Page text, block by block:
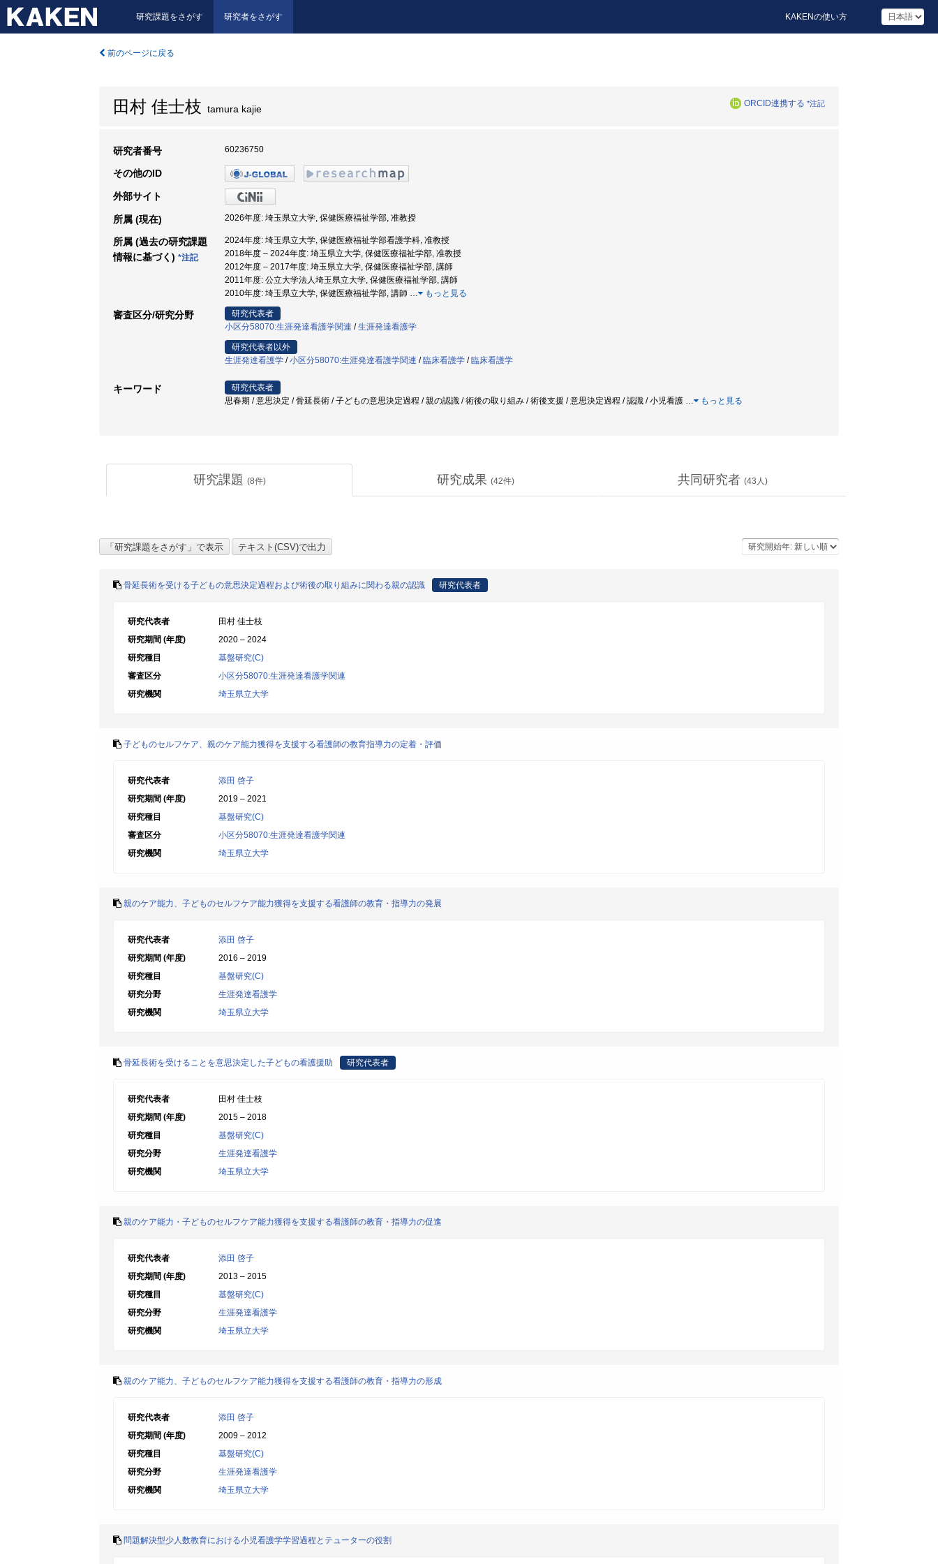
研究課題をさがす 研究者をさがす KAKENの使い方
前のページに戻る
田村 佳士枝 tamura kajie ORCID連携する *注記
研究者番号 60236750
その他のID
外部サイト
所属 (現在) 2026年度: 埼玉県立大学, 保健医療福祉学部, 准教授
所属 (過去の研究課題
情報に基づく) *注記
2024年度: 埼玉県立大学, 保健医療福祉学部看護学科, 准教授
2018年度 – 2024年度: 埼玉県立大学, 保健医療福祉学部, 准教授
2012年度 – 2017年度: 埼玉県立大学, 保健医療福祉学部, 講師
2011年度: 公立大学法人埼玉県立大学, 保健医療福祉学部, 講師
2010年度: 埼玉県立大学, 保健医療福祉学部, 講師 … もっと見る
審査区分/研究分野
研究代表者
小区分58070:生涯発達看護学関連 /生涯発達看護学
研究代表者以外
生涯発達看護学 /小区分58070:生涯発達看護学関連 / 臨床看護学 / 臨床看護学
キーワード
研究代表者
思春期 / 意思決定 / 骨延長術 / 子どもの意思決定過程 / 親の認識 / 術後の取り組み / 術後支援 / 意思決定過程 / 認識 / 小児看護 … もっと見る
研究課題 (8件) 研究成果 (42件) 共同研究者 (43 人)
骨延長術を受ける子どもの意思決定過程および術後の取り組みに関わる親の認識 研究代表者
研究代表者
田村 佳士枝
研究期間 (年度)
2020 – 2024
研究種目
基盤研究(C)
審査区分
小区分58070:生涯発達看護学関連
研究機関
埼玉県立大学
子どものセルフケア、親のケア能力獲得を支援する看護師の教育指導力の定着・評価
研究代表者
添田 啓子
研究期間 (年度)
2019 – 2021
研究種目
基盤研究(C)
審査区分
小区分58070:生涯発達看護学関連
研究機関
埼玉県立大学
親のケア能力、子どものセルフケア能力獲得を支援する看護師の教育・指導力の発展
研究代表者
添田 啓子
研究期間 (年度)
2016 – 2019
研究種目
基盤研究(C)
研究分野
生涯発達看護学
研究機関
埼玉県立大学
骨延長術を受けることを意思決定した子どもの看護援助 研究代表者
研究代表者
田村 佳士枝
研究期間 (年度)
2015 – 2018
研究種目
基盤研究(C)
研究分野
生涯発達看護学
研究機関
埼玉県立大学
親のケア能力・子どものセルフケア能力獲得を支援する看護師の教育・指導力の促進
研究代表者
添田 啓子
研究期間 (年度)
2013 – 2015
研究種目
基盤研究(C)
研究分野
生涯発達看護学
研究機関
埼玉県立大学
親のケア能力、子どものセルフケア能力獲得を支援する看護師の教育・指導力の形成
研究代表者
添田 啓子
研究期間 (年度)
2009 – 2012
研究種目
基盤研究(C)
研究分野
生涯発達看護学
研究機関
埼玉県立大学
問題解決型少人数教育における小児看護学学習過程とテューターの役割